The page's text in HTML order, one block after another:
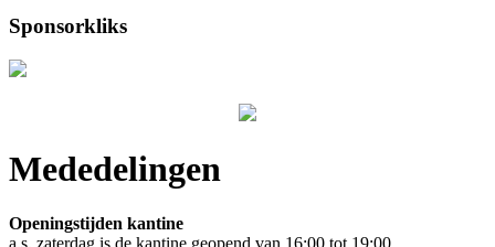
Sponsorkliks
Mededelingen
Openingstijden kantine
a.s. zaterdag is de kantine geopend van 16:00 tot 19:00